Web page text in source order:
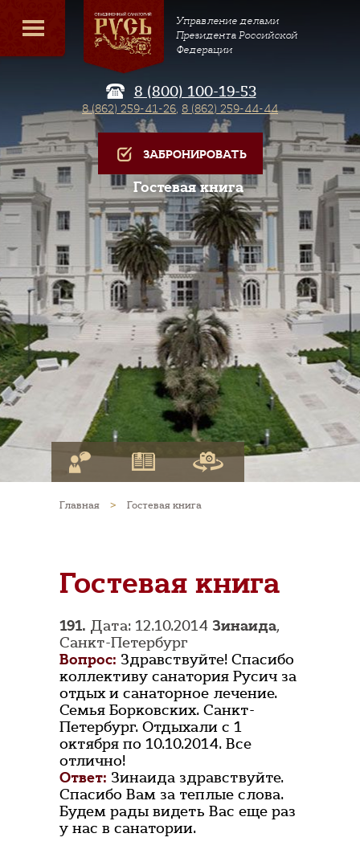
Управление делами
Президента Российской
Федерации
8 (800) 100-19-53
8 (862) 259-41-26, 8 (862) 259-44-44
ЗАБРОНИРОВАТЬ
Гостевая книга
Главная > Гостевая книга
Гостевая книга
191. Дата: 12.10.2014 Зинаида,
Санкт-Петербург
Вопрос: Здравствуйте! Спасибо
коллективу санатория Русич за
отдых и санаторное лечение.
Семья Борковских. Санкт-
Петербург. Отдыхали с 1
октября по 10.10.2014. Все
отлично!
Ответ: Зинаида здравствуйте.
Спасибо Вам за теплые слова.
Будем рады видеть Вас еще раз
у нас в санатории.